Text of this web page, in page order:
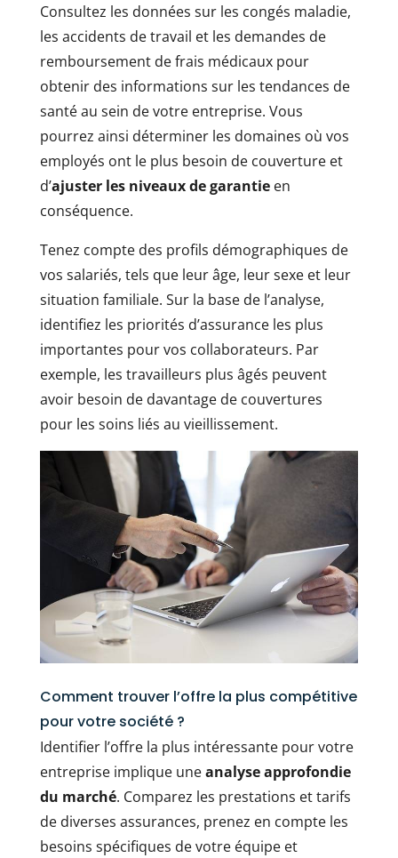
Consultez les données sur les congés maladie,
les accidents de travail et les demandes de
remboursement de frais médicaux pour
obtenir des informations sur les tendances de
santé au sein de votre entreprise. Vous
pourrez ainsi déterminer les domaines où vos
employés ont le plus besoin de couverture et
d’ajuster les niveaux de garantieen
conséquence.
Tenez compte des profils démographiques de
vos salariés, tels que leur âge, leur sexe et leur
situation familiale. Sur la base de l’analyse,
identifiez les priorités d’assurance les plus
importantes pour vos collaborateurs. Par
exemple, les travailleurs plus âgés peuvent
avoir besoin de davantage de couvertures
pour les soins liés au vieillissement.
Comment trouver l’offre la plus compétitive
pour votre société ?
Identifier l’offre la plus intéressante pour votre
entreprise implique uneanalyse approfondie
du marché. Comparez les prestations et tarifs
de diverses assurances, prenez en compte les
besoins spécifiques de votre équipe et